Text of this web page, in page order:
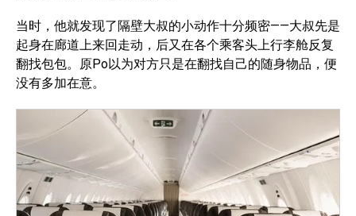
当时，他就发现了隔壁大叔的小动作十分频密——大叔先是
起身在廊道上来回走动，后又在各个乘客头上行李舱反复
翻找包包。原Po以为对方只是在翻找自己的随身物品，便
没有多加在意。